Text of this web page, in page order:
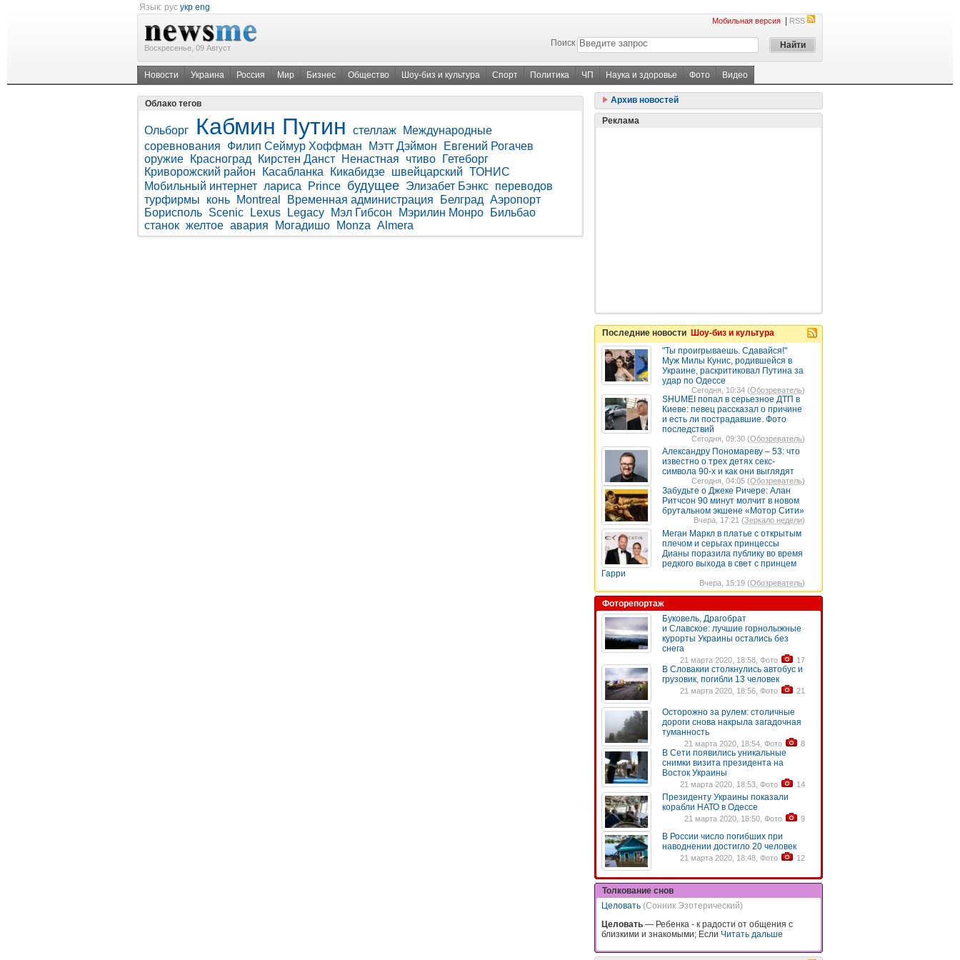
Язык: рус укр eng
Воскресенье, 09 Август
Мобильная версия RSS
Поиск
Новости Украина Россия Мир Бизнес Общество Шоу-биз и культура Спорт Политика ЧП Наука и здоровье Фото Видео
Облако тегов
Ольборг Кабмин Путин стеллаж
Международные
соревнования
Филип Сеймур Хоффман Мэтт Дэймон
Евгений Рогачев
оружие
Красноград Кирстен Данст Ненастная чтиво
Гетеборг
Криворожский район
Касабланка Кикабидзе швейцарский ТОНИС
Мобильный интернет лариса Prince будущее Элизабет Бэнкс переводов
турфирмы
конь Montreal Временная администрация Белград Аэропорт
Борисполь Scenic Lexus Legacy Мэл Гибсон Мэрилин Монро
Бильбао
станок желтое авария Могадишо Monza Almera
Архив новостей
Реклама
Последние новости Шоу-биз и культура
"Ты проигрываешь. Сдавайся!"
Муж Милы Кунис, родившейся в
Украине, раскритиковал Путина за
удар по Одессе
Сегодня, 10:34 (Обозреватель)
SHUMEI попал в серьезное ДТП в
Киеве: певец рассказал о причине
и есть ли пострадавшие. Фото
последствий
Сегодня, 09:30 (Обозреватель)
Александру Пономареву – 53: что
известно о трех детях секс-
символа 90-х и как они выглядят
Сегодня, 04:05 (Обозреватель)
Забудьте о Джеке Ричере: Алан
Ритчсон 90 минут молчит в новом
брутальном экшене «Мотор Сити»
Вчера, 17:21 (Зеркало недели)
Меган Маркл в платье с открытым
плечом и серьгах принцессы
Дианы поразила публику во время
редкого выхода в свет с принцем
Гарри
Вчера, 15:19 (Обозреватель)
Фоторепортаж
Буковель, Драгобрат
и Славское: лучшие горнолыжные
курорты Украины остались без
снега
21 марта 2020, 18:58, Фото 17
В Словакии столкнулись автобус и
грузовик, погибли 13 человек
21 марта 2020, 18:56, Фото 21
Осторожно за рулем: столичные
дороги снова накрыла загадочная
туманность
21 марта 2020, 18:54, Фото 8
В Сети появились уникальные
снимки визита президента на
Восток Украины
21 марта 2020, 18:53, Фото 14
Президенту Украины показали
корабли НАТО в Одессе
21 марта 2020, 18:50, Фото 9
В России число погибших при
наводнении достигло 20 человек
21 марта 2020, 18:48, Фото 12
Толкование снов
Целовать (Сонник Эзотерический)
Целовать — Ребенка - к радости от общения с
близкими и знакомыми; Если Читать дальше